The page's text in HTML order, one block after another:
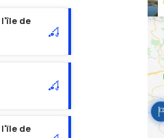
l'île de
l'ïle de